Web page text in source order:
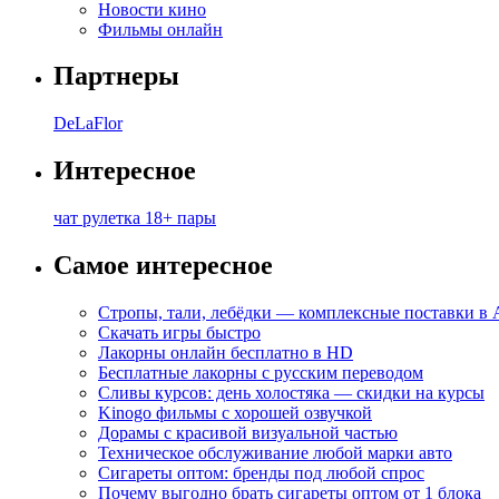
Новости кино
Фильмы онлайн
Партнеры
DeLaFlor
Интересное
чат рулетка 18+ пары
Самое интересное
Стропы, тали, лебёдки — комплексные поставки в
Скачать игры быстро
Лакорны онлайн бесплатно в HD
Бесплатные лакорны с русским переводом
Сливы курсов: день холостяка — скидки на курсы
Kinogo фильмы с хорошей озвучкой
Дорамы с красивой визуальной частью
Техническое обслуживание любой марки авто
Сигареты оптом: бренды под любой спрос
Почему выгодно брать сигареты оптом от 1 блока